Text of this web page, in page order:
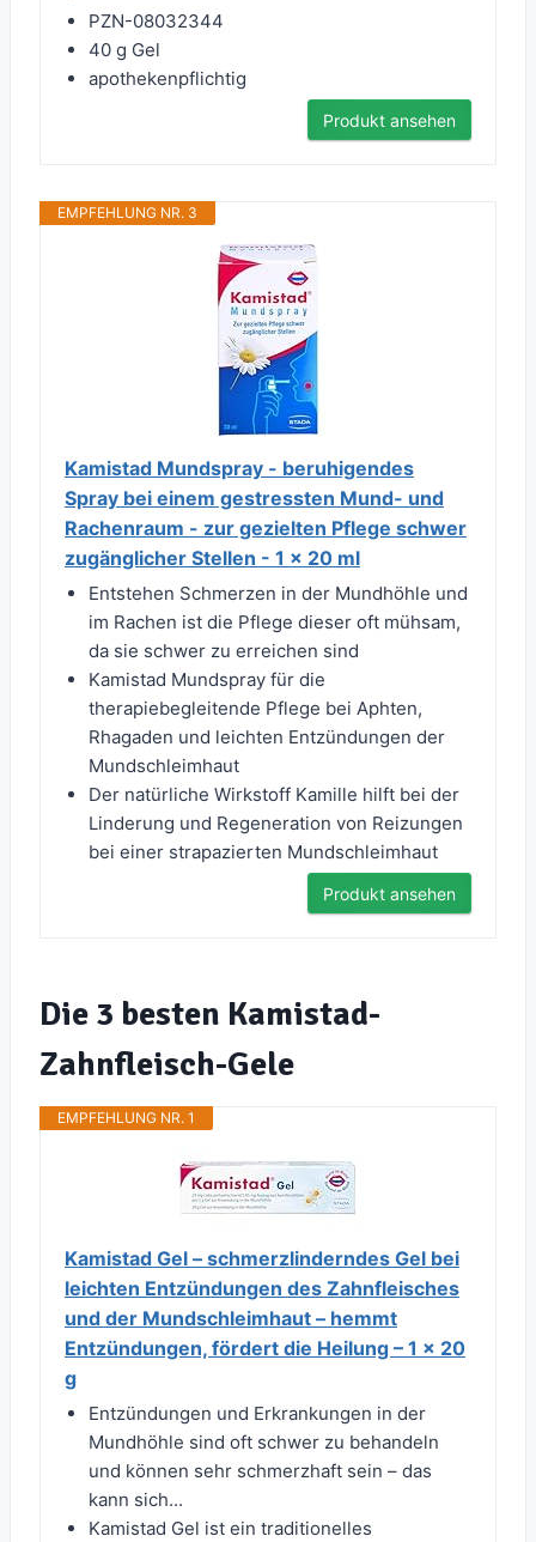
PZN-08032344
40 g Gel
apothekenpflichtig
Produkt ansehen
EMPFEHLUNG NR. 3
Kamistad Mundspray - beruhigendes
Spray bei einem gestressten Mund- und
Rachenraum - zur gezielten Pflege schwer
zugänglicher Stellen - 1 x 20 ml
Entstehen Schmerzen in der Mundhöhle und
im Rachen ist die Pflege dieser oft mühsam,
da sie schwer zu erreichen sind
Kamistad Mundspray für die
therapiebegleitende Pflege bei Aphten,
Rhagaden und leichten Entzündungen der
Mundschleimhaut
Der natürliche Wirkstoff Kamille hilft bei der
Linderung und Regeneration von Reizungen
bei einer strapazierten Mundschleimhaut
Produkt ansehen
Die 3 besten Kamistad-
Zahnfleisch-Gele
EMPFEHLUNG NR. 1
Kamistad Gel – schmerzlinderndes Gel bei
leichten Entzündungen des Zahnfleisches
und der Mundschleimhaut – hemmt
Entzündungen, fördert die Heilung – 1 x 20
g
Entzündungen und Erkrankungen in der
Mundhöhle sind oft schwer zu behandeln
und können sehr schmerzhaft sein – das
kann sich...
Kamistad Gel ist ein traditionelles